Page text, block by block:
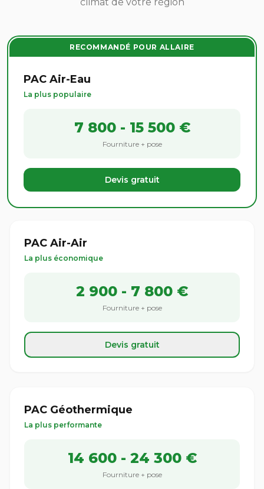
RECOMMANDÉ POUR ALLAIRE
PAC Air-Eau
La plus populaire
7 800 - 15 500 €
Fourniture + pose
Devis gratuit
PAC Air-Air
La plus économique
2 900 - 7 800 €
Fourniture + pose
Devis gratuit
PAC Géothermique
La plus performante
14 600 - 24 300 €
Fourniture + pose